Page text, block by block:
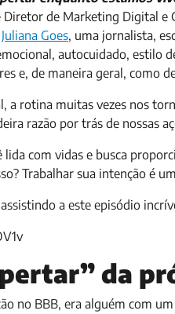
Diretor de Marketing Digital e
Juliana Goes, uma jornalista,
autocuidado, estilo
e, de maneira geral, como
a rotina muitas vezes nos
razão por trás de nossas
com vidas e busca
Trabalhar sua intenção é
a este episódio
da
no BBB, era alguém com